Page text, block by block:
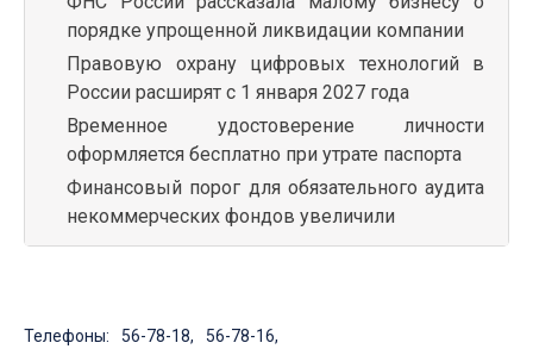
порядке упрощенной ликвидации компании
Правовую охрану цифровых технологий в
России расширят с 1 января 2027 года
Временное удостоверение личности
оформляется бесплатно при утрате паспорта
Финансовый порог для обязательного аудита
некоммерческих фондов увеличили
Телефоны: 56-78-18, 56-78-16,